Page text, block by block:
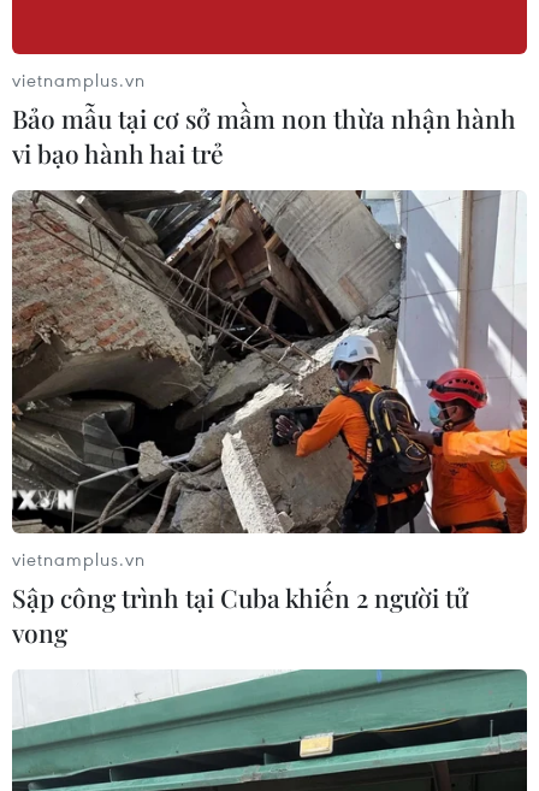
vietnamplus.vn
Bảo mẫu tại cơ sở mầm non thừa nhận hành
vi bạo hành hai trẻ
vietnamplus.vn
Sập công trình tại Cuba khiến 2 người tử
vong